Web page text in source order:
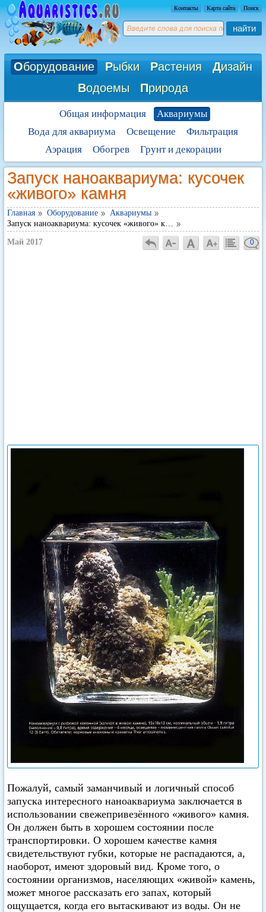
Контакты Карта сайта Поиск
найти
Оборудование Рыбки Растения Дизайн
Водоемы Природа
Общая информация
Аквариумы
Вода для аквариума
Освещение
Фильтрация
Аэрация
Обогрев Грунт и декорации
Запуск наноаквариума: кусочек
«живого» камня
Главная Оборудование
Аквариумы
Запуск наноаквариума: кусочек «живого» к…
Май 2017 0
Пожалуй, самый заманчивый и логичный способ
запуска интересного наноаквариума заключается в
использовании свежепривезённого «живого» камня.
Он должен быть в хорошем состоянии после
транспортировки. О хорошем качестве камня
свидетельствуют губки, которые не распадаются, а,
наоборот, имеют здоровый вид. Кроме того, о
состоянии организмов, населяющих «живой» камень,
может многое рассказать его запах, который
ощущается, когда его вытаскивают из воды. Он не